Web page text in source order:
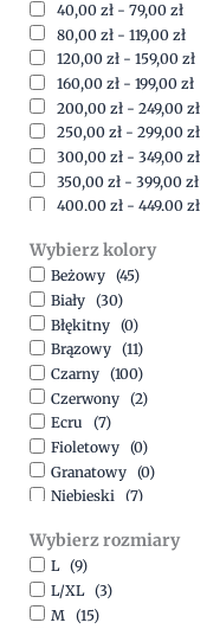
Swetry Damskie (19)
Szorty (7)
40,00 zł - 79,00 zł
80,00 zł - 119,00 zł
120,00 zł - 159,00 zł
160,00 zł - 199,00 zł
200,00 zł - 249,00 zł
250,00 zł - 299,00 zł
300,00 zł - 349,00 zł
350,00 zł - 399,00 zł
400,00 zł - 449,00 zł
500,00zł-1500,00
Wybierz kolory
Beżowy (45)
Biały (30)
Błękitny (0)
Brązowy (11)
Czarny (100)
Czerwony (2)
Ecru
(7)
Fioletowy (0)
Granatowy (0)
Niebieski (7)
Pomarańczowy
(2)
Różowy
Srebrny
Szary
Wybierz rozmiary
L (9)
L/XL (3)
M (15)